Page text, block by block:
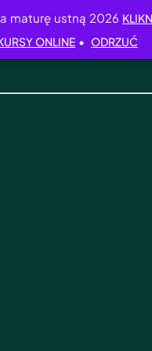
maturę ustną 2026
ONLINE • ODRZUĆ